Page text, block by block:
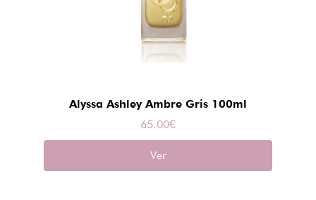
Alyssa Ashley Ambre Gris 100ml
65.00€
Ver